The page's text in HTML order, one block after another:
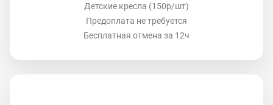
Детские кресла (150р/шт)
Предоплата не требуется
Бесплатная отмена за 12ч